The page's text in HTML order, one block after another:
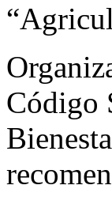
Código